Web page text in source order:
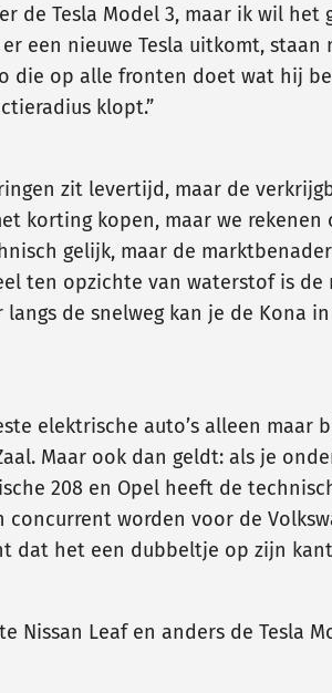
Tesla Model 3, maar ik wil het
een nieuwe Tesla uitkomt, staan
die op alle fronten doet wat hij
klopt.”
zit levertijd, maar de
korting kopen, maar we rekenen
gelijk, maar de
ten opzichte van waterstof is de
de snelweg kan je de Kona
elektrische auto’s alleen maar
Maar ook dan geldt: als je
208 en Opel heeft de
worden voor de
dat het een dubbeltje op zijn
Leaf en anders de Tesla